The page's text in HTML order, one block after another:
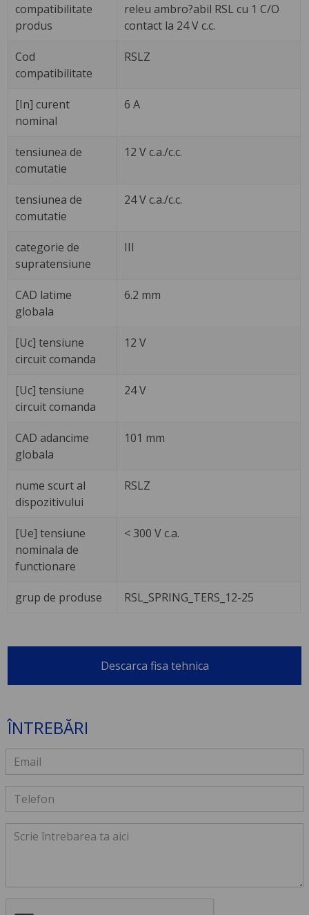
compatibilitate
produs
releu ambro?abil RSL cu 1 C/O
contact la 24 V c.c.
Cod
compatibilitate
RSLZ
[In] curent
nominal
6 A
tensiunea de
comutatie
12 V c.a./c.c.
tensiunea de
comutatie
24 V c.a./c.c.
categorie de
supratensiune
III
CAD latime
globala
6.2 mm
[Uc] tensiune
circuit comanda
12 V
[Uc] tensiune
circuit comanda
24 V
CAD adancime
globala
101 mm
nume scurt al
dispozitivului
RSLZ
[Ue] tensiune
nominala de
functionare
< 300 V c.a.
grup de produse RSL_SPRING_TERS_12-25
Descarca fisa tehnica
ÎNTREBĂRI